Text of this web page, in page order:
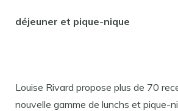
déjeuner et pique-nique
Louise Rivard propose plus de 70
nouvelle gamme de lunchs et pique-